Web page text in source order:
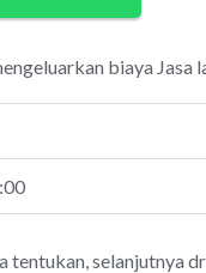
biaya Jasa
selanjutnya